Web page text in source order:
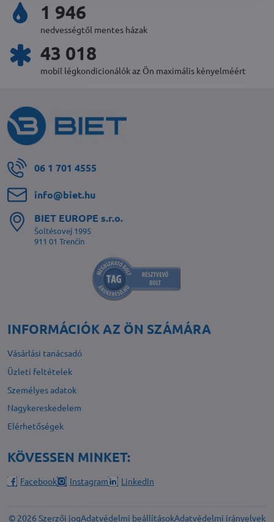
2 114
nedvességtől mentes házak
46 786
mobil légkondicionálók az Ön maximális kényelméért
06 1 701 4555
info​@biet​.hu
BIET EUROPE s​.r​.o​.
Šoltésovej 1995
911 01 Trenčín
INFORMÁCIÓK AZ ÖN SZÁMÁRA
Vásárlási tanácsadó
Üzleti feltételek
Személyes adatok
Nagykereskedelem
Elérhetőségek
KÖVESSEN MINKET:
Facebook Instagram LinkedIn
© 2026 Szerzői jogAdatvédelmi beállításokAdatvédelmi irányelvek